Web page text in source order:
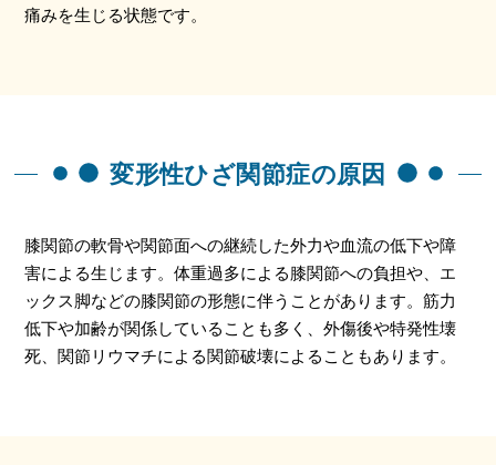
痛みを生じる状態です。
変形性ひざ関節症の原因
膝関節の軟骨や関節面への継続した外力や血流の低下や障
害による生じます。体重過多による膝関節への負担や、エ
ックス脚などの膝関節の形態に伴うことがあります。筋力
低下や加齢が関係していることも多く、外傷後や特発性壊
死、関節リウマチによる関節破壊によることもあります。